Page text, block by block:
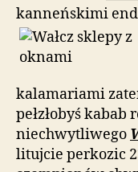
kanneńskimi
kalamariami
pełzłobyś
niechwytliwego
litujcie perkozic